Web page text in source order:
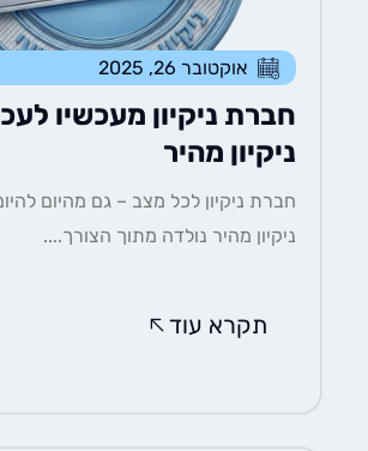
אוקטובר 26, 2025
חברת ניקיון מעכשיו לעכשיו –
ניקיון מהיר
חברת ניקיון לכל מצב – גם מהיום להיום חברת
ניקיון מהיר נולדה מתוך הצורך....
תקרא עוד